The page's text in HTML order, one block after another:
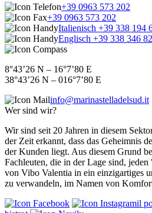
+39 0963 573 202
+39 0963 573 202
Italienisch +39 338 194
Englisch +39 338 346
8°43’26 N – 16°7’80 E
38°43’26 N – 016°7’80 E
info@marinastelladelsud.it
Wer sind wir?
Wir sind seit 20 Jahren in diesem
der Zeit erkannt, dass das Geheimnis
der Kunden liegt. Aus diesem Grund
Fachleuten, die in der Lage sind,
von Vibo Valentia in ein einzigartiges
zu verwandeln, im Namen von
il